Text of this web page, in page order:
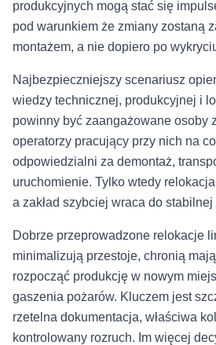
produkcyjnych mogą stać się
pod warunkiem że zmiany zostaną
montażem, a nie dopiero po
Najbezpieczniejszy scenariusz
wiedzy technicznej, produkcyjnej i
powinny być zaangażowane osoby
operatorzy pracujący przy nich na
odpowiedzialni za demontaż,
uruchomienie. Tylko wtedy
a zakład szybciej wraca do stabilnej
Dobrze przeprowadzone relokacje
minimalizują przestoje, chronią
rozpocząć produkcję w nowym
gaszenia pożarów. Kluczem jest
rzetelna dokumentacja, właściwa
kontrolowany rozruch. Im więcej